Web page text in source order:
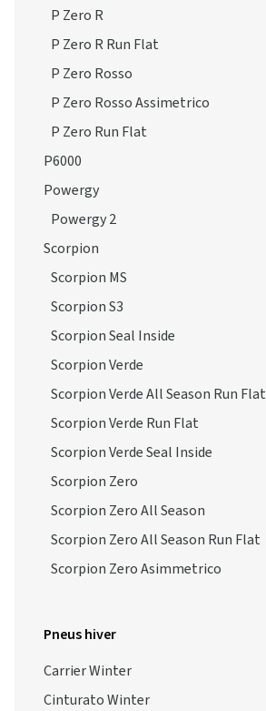
P Zero R
P Zero R Run Flat
P Zero Rosso
P Zero Rosso Assimetrico
P Zero Run Flat
P6000
Powergy
Powergy 2
Scorpion
Scorpion MS
Scorpion S3
Scorpion Seal Inside
Scorpion Verde
Scorpion Verde All Season Run Flat
Scorpion Verde Run Flat
Scorpion Verde Seal Inside
Scorpion Zero
Scorpion Zero All Season
Scorpion Zero All Season Run Flat
Scorpion Zero Asimmetrico
Pneus hiver
Carrier Winter
Cinturato Winter